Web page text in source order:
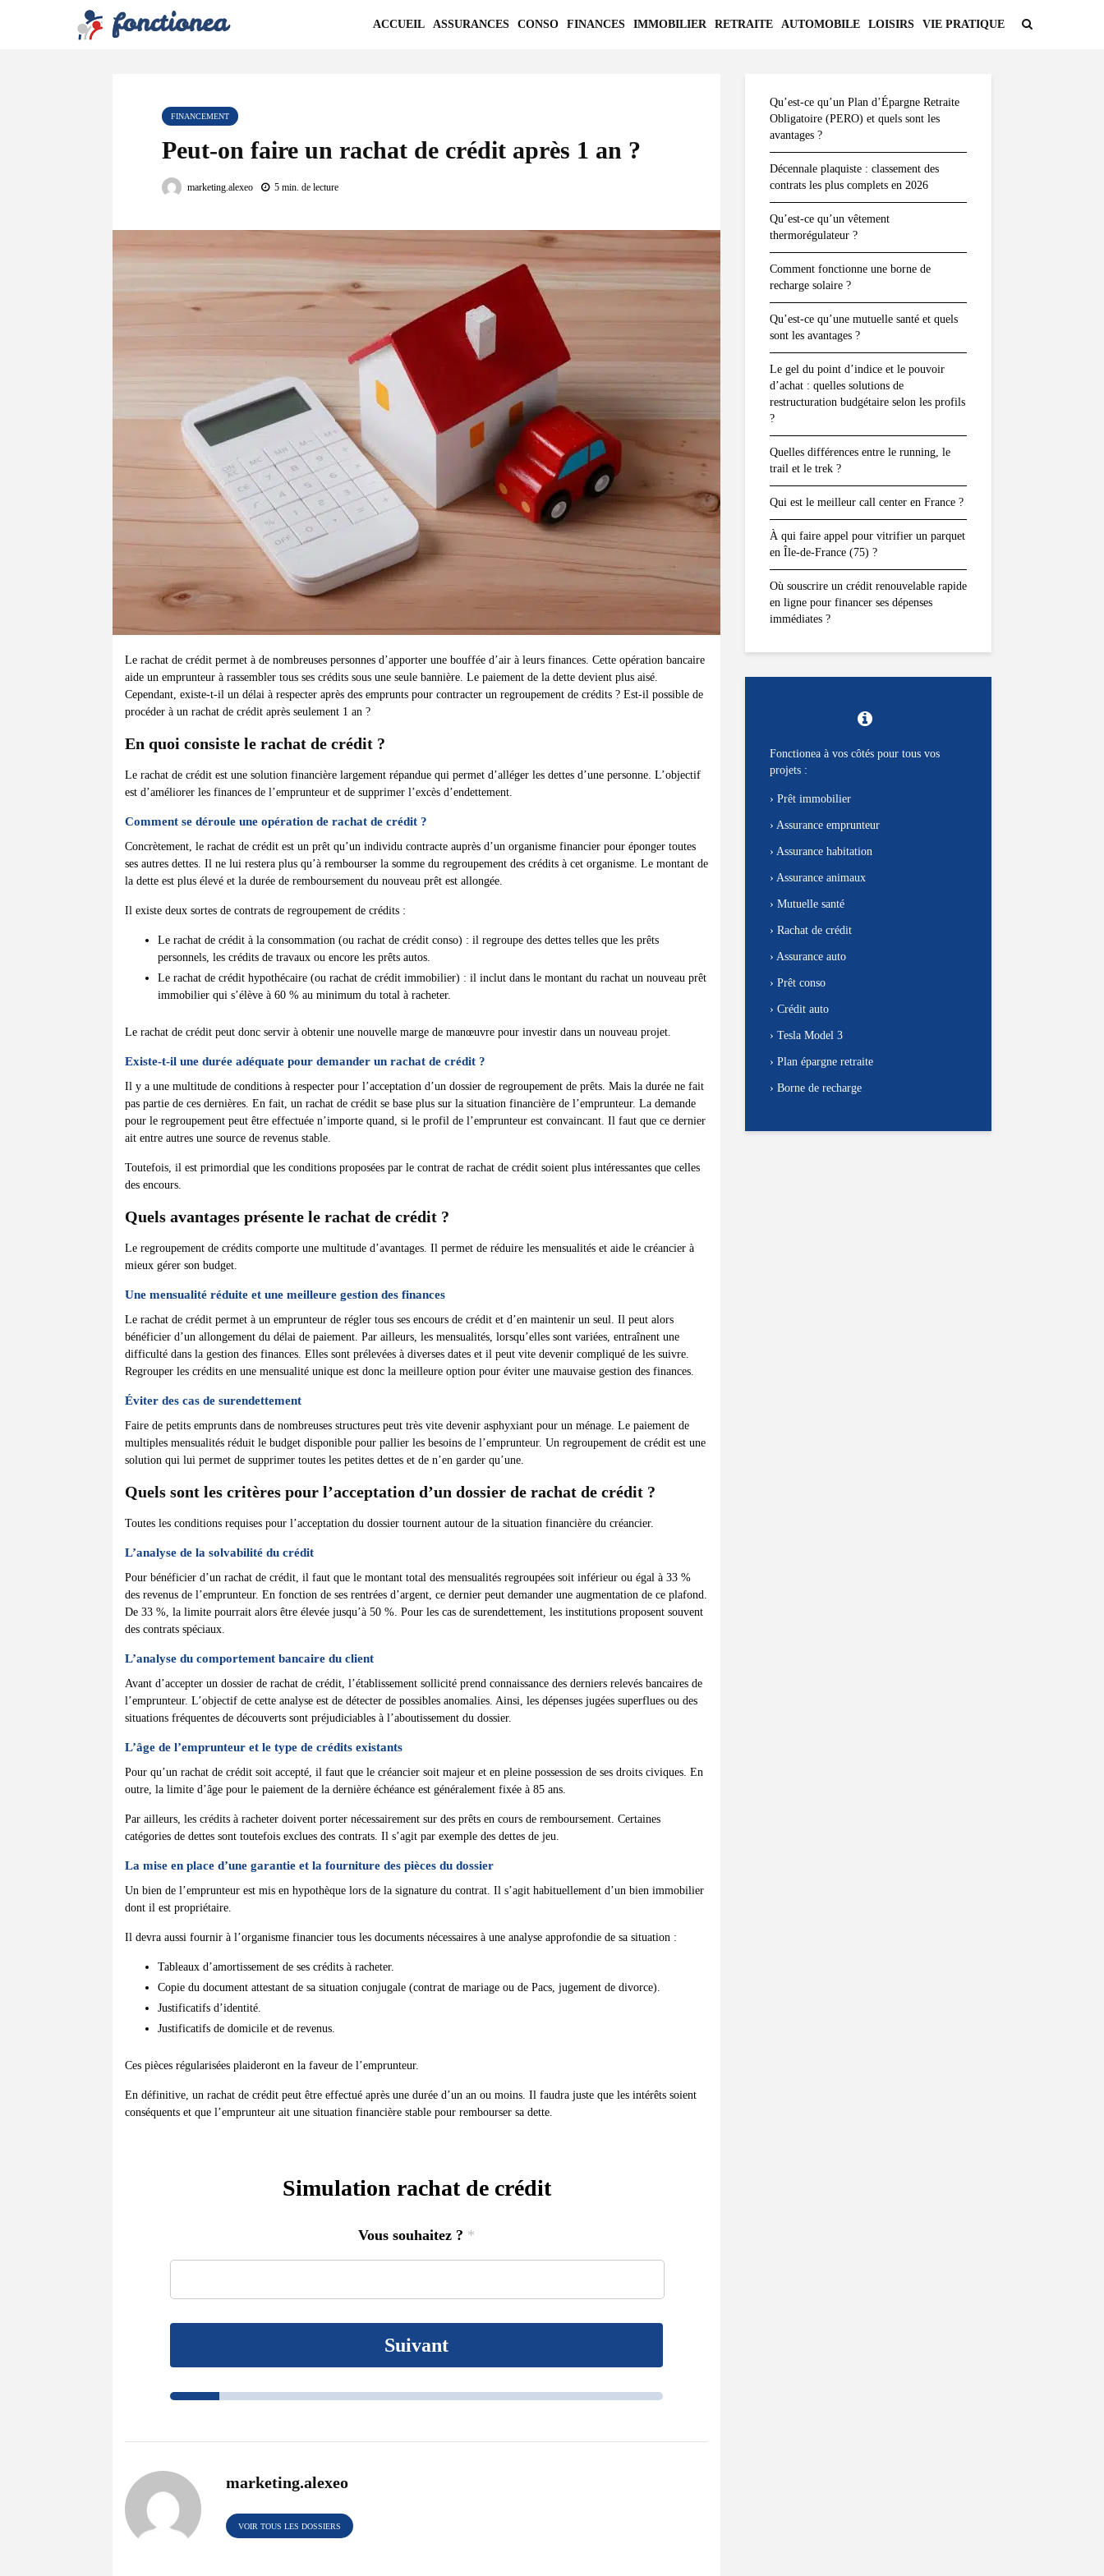
ACCUEIL ASSURANCES CONSO FINANCES IMMOBILIER RETRAITE AUTOMOBILE LOISIRS VIE PRATIQUE
FINANCEMENT
Peut-on faire un rachat de crédit après 1 an ?
marketing.alexeo 5 min. de lecture
Le rachat de crédit permet à de nombreuses personnes d’apporter une bouffée d’air à leurs finances. Cette opération bancaire
aide un emprunteur à rassembler tous ses crédits sous une seule bannière. Le paiement de la dette devient plus aisé.
Cependant, existe-t-il un délai à respecter après des emprunts pour contracter un regroupement de crédits ? Est-il possible de
procéder à un rachat de crédit après seulement 1 an ?
En quoi consiste le rachat de crédit ?
Le rachat de crédit est une solution financière largement répandue qui permet d’alléger les dettes d’une personne. L’objectif
est d’améliorer les finances de l’emprunteur et de supprimer l’excès d’endettement.
Comment se déroule une opération de rachat de crédit ?
Concrètement, le rachat de crédit est un prêt qu’un individu contracte auprès d’un organisme financier pour éponger toutes
ses autres dettes. Il ne lui restera plus qu’à rembourser la somme du regroupement des crédits à cet organisme. Le montant de
la dette est plus élevé et la durée de remboursement du nouveau prêt est allongée.
Il existe deux sortes de contrats de regroupement de crédits :
Le rachat de crédit à la consommation (ou rachat de crédit conso) : il regroupe des dettes telles que les prêts
personnels, les crédits de travaux ou encore les prêts autos.
Le rachat de crédit hypothécaire (ou rachat de crédit immobilier) : il inclut dans le montant du rachat un nouveau prêt
immobilier qui s’élève à 60 % au minimum du total à racheter.
Le rachat de crédit peut donc servir à obtenir une nouvelle marge de manœuvre pour investir dans un nouveau projet.
Existe-t-il une durée adéquate pour demander un rachat de crédit ?
Il y a une multitude de conditions à respecter pour l’acceptation d’un dossier de regroupement de prêts. Mais la durée ne fait
pas partie de ces dernières. En fait, un rachat de crédit se base plus sur la situation financière de l’emprunteur. La demande
pour le regroupement peut être effectuée n’importe quand, si le profil de l’emprunteur est convaincant. Il faut que ce dernier
ait entre autres une source de revenus stable.
Toutefois, il est primordial que les conditions proposées par le contrat de rachat de crédit soient plus intéressantes que celles
des encours.
Quels avantages présente le rachat de crédit ?
Le regroupement de crédits comporte une multitude d’avantages. Il permet de réduire les mensualités et aide le créancier à
mieux gérer son budget.
Une mensualité réduite et une meilleure gestion des finances
Le rachat de crédit permet à un emprunteur de régler tous ses encours de crédit et d’en maintenir un seul. Il peut alors
bénéficier d’un allongement du délai de paiement. Par ailleurs, les mensualités, lorsqu’elles sont variées, entraînent une
difficulté dans la gestion des finances. Elles sont prélevées à diverses dates et il peut vite devenir compliqué de les suivre.
Regrouper les crédits en une mensualité unique est donc la meilleure option pour éviter une mauvaise gestion des finances.
Éviter des cas de surendettement
Faire de petits emprunts dans de nombreuses structures peut très vite devenir asphyxiant pour un ménage. Le paiement de
multiples mensualités réduit le budget disponible pour pallier les besoins de l’emprunteur. Un regroupement de crédit est une
solution qui lui permet de supprimer toutes les petites dettes et de n’en garder qu’une.
Quels sont les critères pour l’acceptation d’un dossier de rachat de crédit ?
Toutes les conditions requises pour l’acceptation du dossier tournent autour de la situation financière du créancier.
L’analyse de la solvabilité du crédit
Pour bénéficier d’un rachat de crédit, il faut que le montant total des mensualités regroupées soit inférieur ou égal à 33 %
des revenus de l’emprunteur. En fonction de ses rentrées d’argent, ce dernier peut demander une augmentation de ce plafond.
De 33 %, la limite pourrait alors être élevée jusqu’à 50 %. Pour les cas de surendettement, les institutions proposent souvent
des contrats spéciaux.
L’analyse du comportement bancaire du client
Avant d’accepter un dossier de rachat de crédit, l’établissement sollicité prend connaissance des derniers relevés bancaires de
l’emprunteur. L’objectif de cette analyse est de détecter de possibles anomalies. Ainsi, les dépenses jugées superflues ou des
situations fréquentes de découverts sont préjudiciables à l’aboutissement du dossier.
L’âge de l’emprunteur et le type de crédits existants
Pour qu’un rachat de crédit soit accepté, il faut que le créancier soit majeur et en pleine possession de ses droits civiques. En
outre, la limite d’âge pour le paiement de la dernière échéance est généralement fixée à 85 ans.
Par ailleurs, les crédits à racheter doivent porter nécessairement sur des prêts en cours de remboursement. Certaines
catégories de dettes sont toutefois exclues des contrats. Il s’agit par exemple des dettes de jeu.
La mise en place d’une garantie et la fourniture des pièces du dossier
Un bien de l’emprunteur est mis en hypothèque lors de la signature du contrat. Il s’agit habituellement d’un bien immobilier
dont il est propriétaire.
Il devra aussi fournir à l’organisme financier tous les documents nécessaires à une analyse approfondie de sa situation :
Tableaux d’amortissement de ses crédits à racheter.
Copie du document attestant de sa situation conjugale (contrat de mariage ou de Pacs, jugement de divorce).
Justificatifs d’identité.
Justificatifs de domicile et de revenus.
Ces pièces régularisées plaideront en la faveur de l’emprunteur.
En définitive, un rachat de crédit peut être effectué après une durée d’un an ou moins. Il faudra juste que les intérêts soient
conséquents et que l’emprunteur ait une situation financière stable pour rembourser sa dette.
Simulation rachat de crédit
Vous souhaitez ? *
Suivant
marketing.alexeo
VOIR TOUS LES DOSSIERS
Qu’est-ce qu’un Plan d’Épargne Retraite
Obligatoire (PERO) et quels sont les
avantages ?
Décennale plaquiste : classement des
contrats les plus complets en 2026
Qu’est-ce qu’un vêtement
thermorégulateur ?
Comment fonctionne une borne de
recharge solaire ?
Qu’est-ce qu’une mutuelle santé et quels
sont les avantages ?
Le gel du point d’indice et le pouvoir
d’achat : quelles solutions de
restructuration budgétaire selon les profils
?
Quelles différences entre le running, le
trail et le trek ?
Qui est le meilleur call center en France ?
À qui faire appel pour vitrifier un parquet
en Île-de-France (75) ?
Où souscrire un crédit renouvelable rapide
en ligne pour financer ses dépenses
immédiates ?
Fonctionea à vos côtés pour tous vos
projets :
› Prêt immobilier
› Assurance emprunteur
› Assurance habitation
› Assurance animaux
› Mutuelle santé
› Rachat de crédit
› Assurance auto
› Prêt conso
› Crédit auto
› Tesla Model 3
› Plan épargne retraite
› Borne de recharge